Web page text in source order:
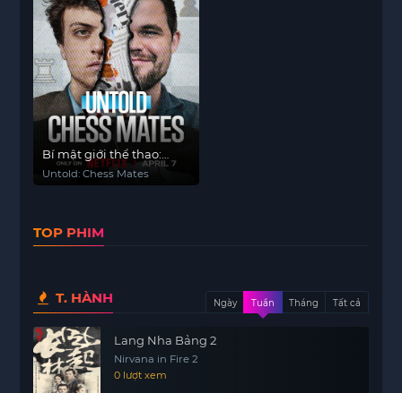
Bí mật giới thể thao:
Chiếu hết
Untold: Chess Mates
TOP PHIM
T. HÀNH Ngày Tuần Tháng Tất cả
Lang Nha Bảng 2
Nirvana in Fire 2
0 lượt xem